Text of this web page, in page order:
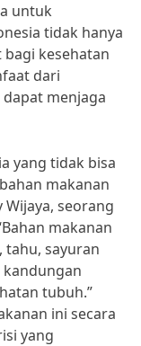
untuk
tidak hanya
kesehatan
dari
menjaga
yang tidak bisa
makanan
seorang
makanan
sayuran
tubuh.”
ini secara
yang